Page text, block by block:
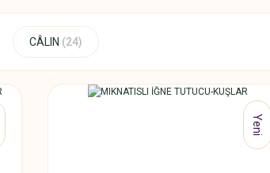
CÂLIN (24)
Yeni